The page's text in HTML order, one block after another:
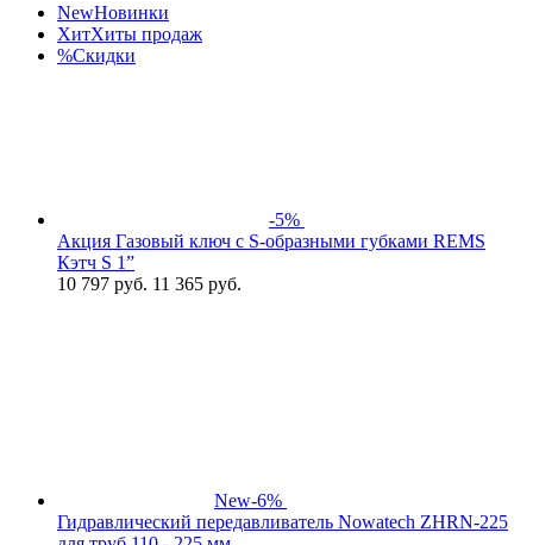
NewНовинки
ХитХиты продаж
%Скидки
-5%
Акция Газовый ключ с S-образными губками REMS
Кэтч S 1”
10 797 руб. 11 365 руб.
New-6%
Гидравлический передавливатель Nowatech ZHRN-225